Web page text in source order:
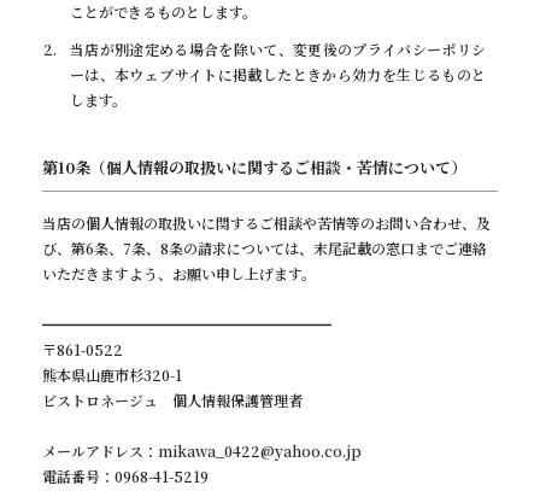
ことができるものとします。
当店が別途定める場合を除いて、変更後のプライバシーポリシ
ーは、本ウェブサイトに掲載したときから効力を生じるものと
します。
第10条（個人情報の取扱いに関するご相談・苦情について）
当店の個人情報の取扱いに関するご相談や苦情等のお問い合わせ、及
び、第6条、7条、8条の請求については、末尾記載の窓口までご連絡
いただきますよう、お願い申し上げます。
━━━━━━━━━━━━━━━━━━━━
〒861-0522
熊本県山鹿市杉320-1
ビストロネージュ 個人情報保護管理者
メールアドレス：mikawa_0422@yahoo.co.jp
電話番号：0968-41-5219